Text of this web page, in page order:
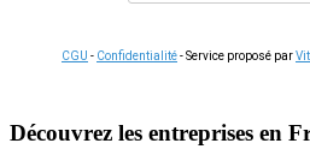
CGU - Confidentialité- Service proposé par
Découvrez les entreprises en